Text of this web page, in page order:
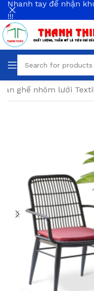
Bàn ghế nhôm lưới
Nhanh tay để nhận
!!!